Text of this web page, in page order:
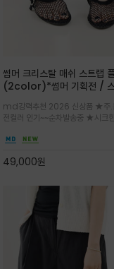
썸머 크리스탈 매쉬 스트랩
(2color)*썸머 기획전 / 스
세한 메쉬 짜임 위로 은은하
크리스탈 디테
md강력추천 2026 신상품 ★주.
전컬러 인기~~순차발송중 ★시크
하게 좋으며 가볍고 시원해 데일리
49,000원